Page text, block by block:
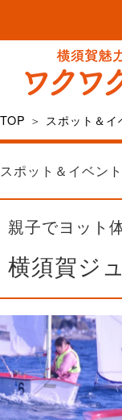
TOP ＞ スポット＆
スポット＆イベン
親子でヨット体
横須賀ジ